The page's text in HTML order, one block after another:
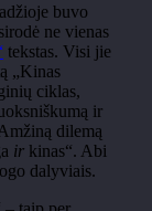
buvo
ne vienas
tekstas. Visi jie
„Kinas
ciklas,
ir
dilemą
ir kinas“. Abi
dalyviais.